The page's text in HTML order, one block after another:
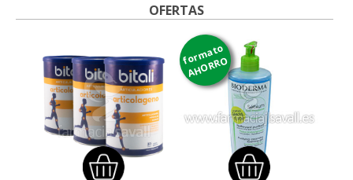
OFERTAS
formato
AHORRO